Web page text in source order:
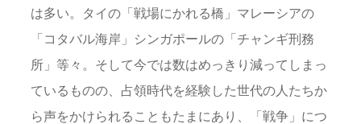
は多い。タイの「戦場にかれる橋」マレーシアの
「コタバル海岸」シンガポールの「チャンギ刑務
所」等々。そして今では数はめっきり減ってしまっ
ているものの、占領時代を経験した世代の人たちか
ら声をかけられることもたまにあり、「戦争」につ